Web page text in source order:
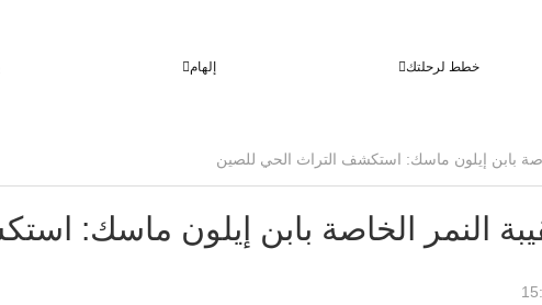
خطط لرحلتك إلهام
النمر الخاصة بابن إيلون ماسك: